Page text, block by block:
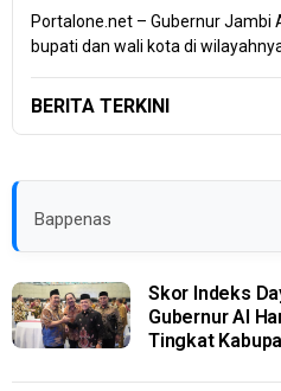
Portalone.net – Gubernur Jambi
bupati dan wali kota di
BERITA TERKINI
Bappenas
Skor Indeks
Gubernur Al
Tingkat